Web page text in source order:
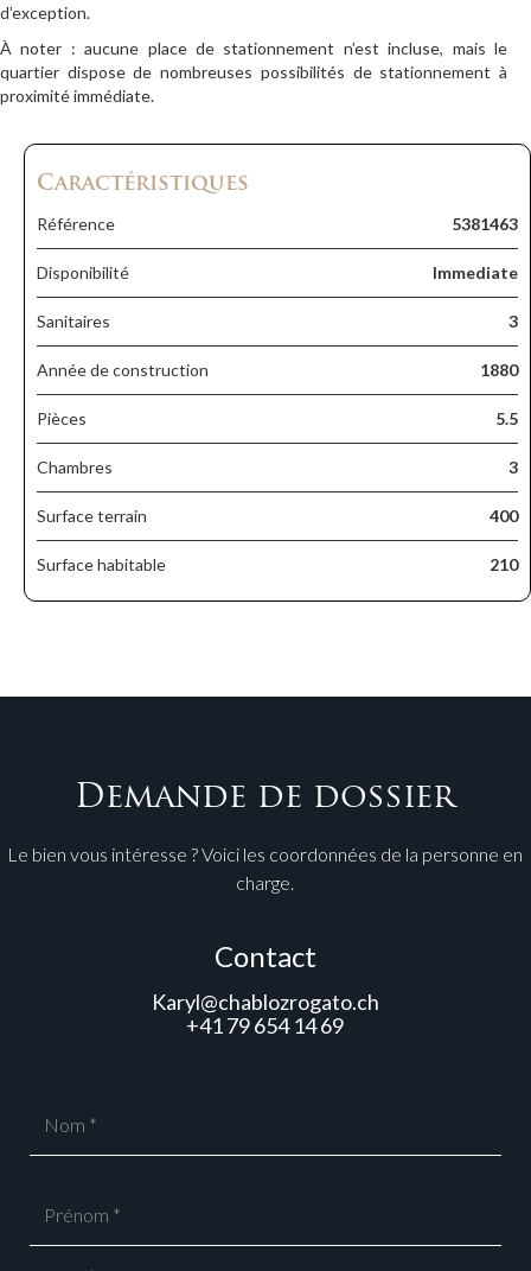
d’exception.
À noter : aucune place de stationnement n’est incluse, mais le
quartier dispose de nombreuses possibilités de stationnement à
proximité immédiate.
Caractéristiques
Référence 5381463
Disponibilité Immediate
Sanitaires 3
Année de construction 1880
Pièces 5.5
Chambres 3
Surface terrain 400
Surface habitable 210
Demande de dossier
Le bien vous intéresse ? Voici les coordonnées de la personne en
charge.
Contact
Karyl@chablozrogato.ch
+41 79 654 14 69